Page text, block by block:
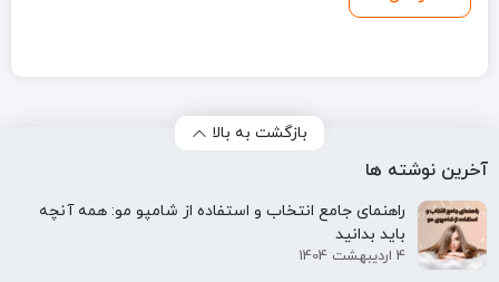
بازگشت به بالا
آخرین نوشته ها
راهنمای جامع انتخاب و استفاده از شامپو مو: همه آنچه
باید بدانید
4 اردیبهشت 1404